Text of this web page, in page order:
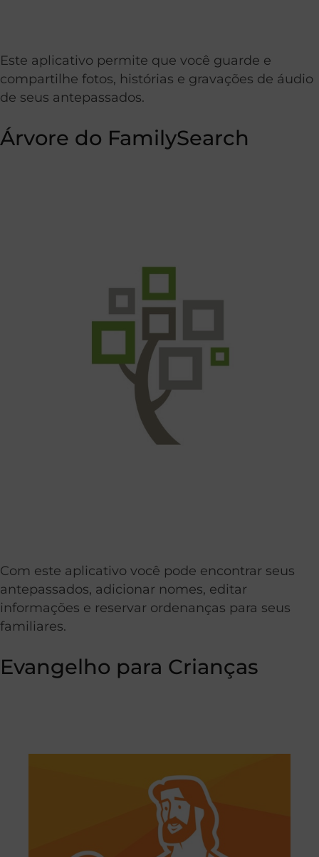
Este aplicativo permite que você guarde e
compartilhe fotos, histórias e gravações de áudio
de seus antepassados.
Árvore do FamilySearch
Com este aplicativo você pode encontrar seus
antepassados, adicionar nomes, editar
informações e reservar ordenanças para seus
familiares.
Evangelho para Crianças